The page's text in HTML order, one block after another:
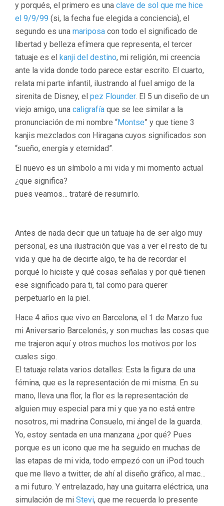
y porqués, el primero es una clave de sol que me hice
el 9/9/99 (si, la fecha fue elegida a conciencia), el
segundo es una mariposa con todo el significado de
libertad y belleza efímera que representa, el tercer
tatuaje es el kanji del destino, mi religión, mi creencia
ante la vida donde todo parece estar escrito. El cuarto,
relata mi parte infantil, ilustrando al fuel amigo de la
sirenita de Disney, el pez Flounder. El 5 un diseño de un
viejo amigo, una caligrafía que se lee similar a la
pronunciación de mi nombre “Montse” y que tiene 3
kanjis mezclados con Hiragana cuyos significados son
“sueño, energía y eternidad”.
El nuevo es un símbolo a mi vida y mi momento actual
¿que significa?
pues veamos… trataré de resumirlo.
Antes de nada decir que un tatuaje ha de ser algo muy
personal, es una ilustración que vas a ver el resto de tu
vida y que ha de decirte algo, te ha de recordar el
porqué lo hiciste y qué cosas señalas y por qué tienen
ese significado para ti, tal como para querer
perpetuarlo en la piel.
Hace 4 años que vivo en Barcelona, el 1 de Marzo fue
mi Aniversario Barcelonés, y son muchas las cosas que
me trajeron aquí y otros muchos los motivos por los
cuales sigo.
El tatuaje relata varios detalles: Esta la figura de una
fémina, que es la representación de mi misma. En su
mano, lleva una flor, la flor es la representación de
alguien muy especial para mi y que ya no está entre
nosotros, mi madrina Consuelo, mi ángel de la guarda.
Yo, estoy sentada en una manzana ¿por qué? Pues
porque es un icono que me ha seguido en muchas de
las etapas de mi vida, todo empezó con un iPod touch
que me llevo a twitter, de ahí al diseño gráfico, al mac…
a mi futuro. Y entrelazado, hay una guitarra eléctrica, una
simulación de mi Stevi, que me recuerda lo presente